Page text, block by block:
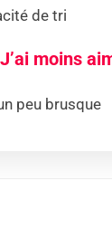
de tri
J’ai moins
peu brusque